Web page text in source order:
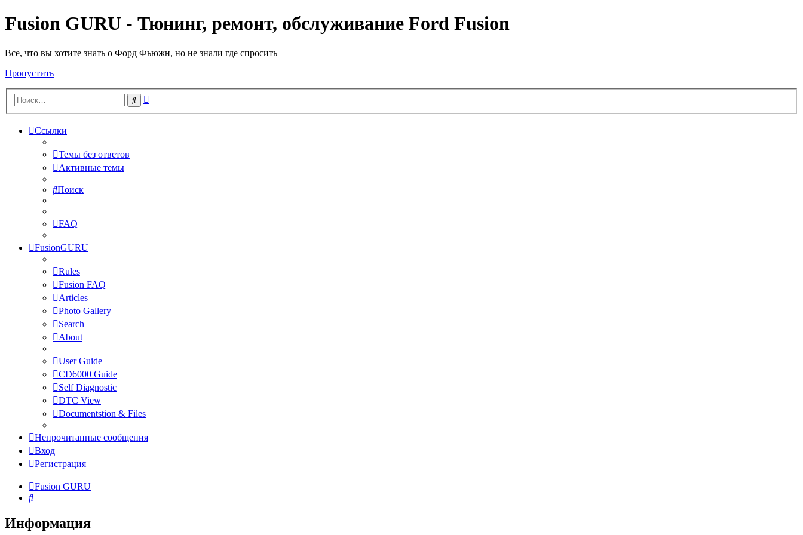
Fusion GURU - Тюнинг, ремонт, обслуживание Ford Fusion
Все, что вы хотите знать о Форд Фьюжн, но не знали где спросить
Пропустить
Поиск
Ссылки
Темы без ответов
Активные темы
Поиск
FAQ
FusionGURU
Rules
Fusion FAQ
Articles
Photo Gallery
Search
About
User Guide
CD6000 Guide
Self Diagnostic
DTC View
Documentstion & Files
Непрочитанные сообщения
Вход
Регистрация
Fusion GURU
Поиск
Информация